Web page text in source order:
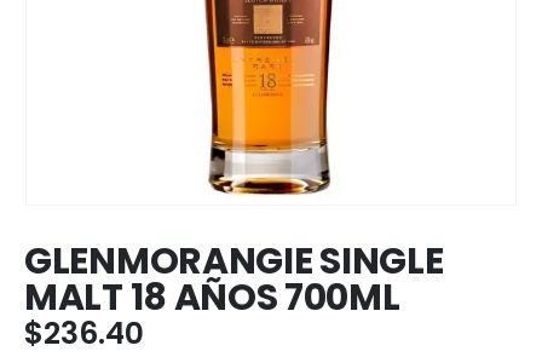
GLENMORANGIE SINGLE
MALT 18 AÑOS 700ML
$236.40